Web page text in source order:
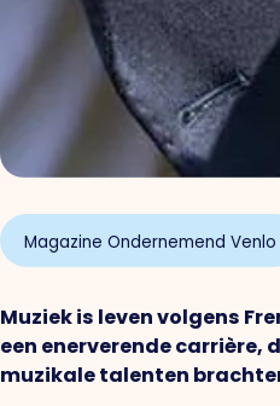
Magazine Ondernemend Venlo
Muziek is leven volgens
een enerverende carrière,
muzikale talenten